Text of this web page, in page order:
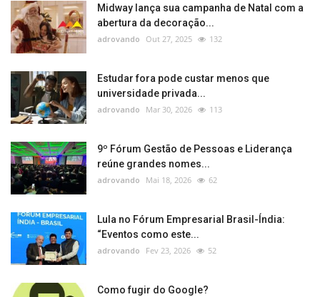
Midway lança sua campanha de Natal com a
abertura da decoração...
adrovando Out 27, 2025 132
Estudar fora pode custar menos que
universidade privada...
adrovando Mar 30, 2026 113
9º Fórum Gestão de Pessoas e Liderança
reúne grandes nomes...
adrovando Mai 18, 2026 62
Lula no Fórum Empresarial Brasil-Índia:
“Eventos como este...
adrovando Fev 23, 2026 52
Como fugir do Google?